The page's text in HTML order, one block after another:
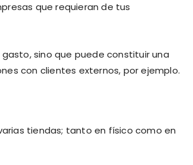
que requieran de tus
sino que puede constituir una
con clientes externos, por ejemplo.
tiendas; tanto en físico como en